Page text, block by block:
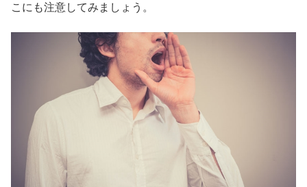
こにも注意してみましょう。